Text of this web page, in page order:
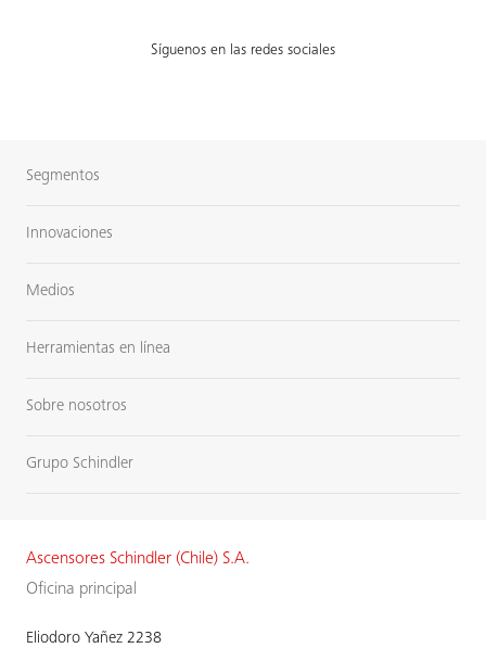
Síguenos en las redes sociales
Segmentos
Innovaciones
Medios
Herramientas en línea
Sobre nosotros
Grupo Schindler
Ascensores Schindler (Chile) S.A.
Oficina principal
Eliodoro Yañez 2238